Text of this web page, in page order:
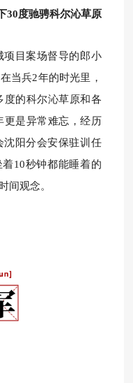
30度驰骋科尔沁草原
项目案场督导的郎小
在当兵2年的时光里，
度的科尔沁草原和各
更是异常难忘，经历
沈阳分会安保驻训任
10秒钟都能睡着的
间观念。